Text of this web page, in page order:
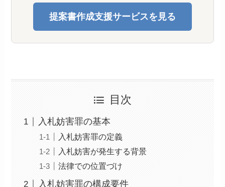
提案書作成支援サービスを見る
目次
入札妨害罪の基本
入札妨害罪の定義
入札妨害が発生する背景
法律での位置づけ
入札妨害罪の構成要件